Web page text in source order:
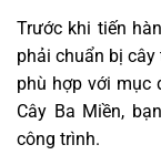
Trước khi tiến
phải chuẩn bị
phù hợp với mục
Cây Ba Miền,
công trình.